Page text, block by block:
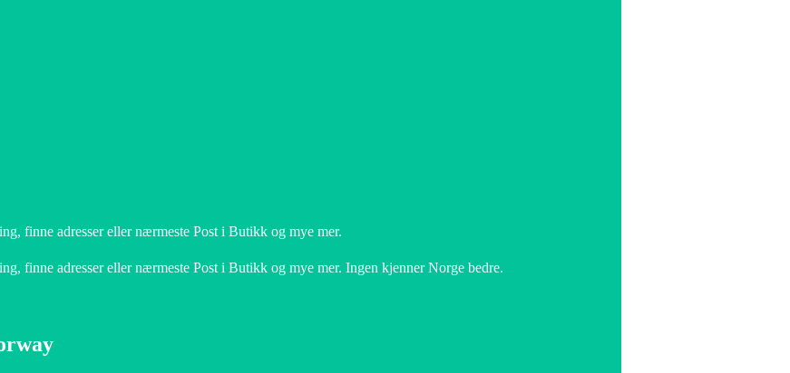
finne adresser eller nærmeste Post i Butikk og mye mer.
finne adresser eller nærmeste Post i Butikk og mye mer. Ingen kjenner Norge bedre.